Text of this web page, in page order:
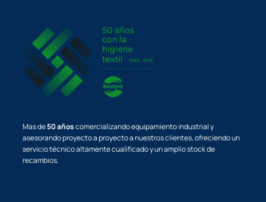
Mas de50 añoscomercializando equipamiento industrial y
asesorando proyecto a proyecto a nuestros clientes, ofreciendo un
servicio técnico altamente cualificado y un amplio stock de
recambios.